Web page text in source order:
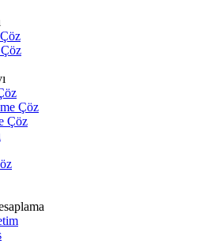
Çöz
Çöz